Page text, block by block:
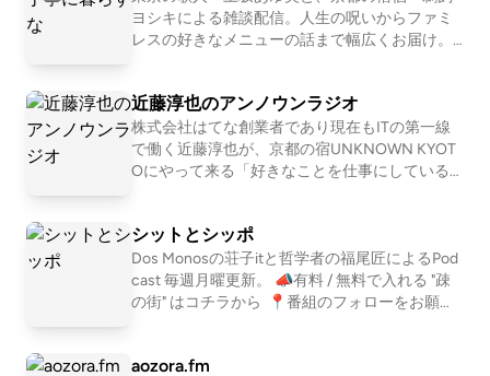
していました。清田隆之(文筆業)、森田(会社
員)、ワッコ(会社員)、さとう(会社員)の４人で
ヨシキによる雑談配信。人生の呪いからファミ
レスの好きなメニューの話まで幅広くお届け。
s://open.spotify.com/episode/751EzuNXjpgP2i5
3P7OtX7?si=XxN2eddURsas_JWE6KFu-A #163
恋愛ってマーージでクソだと思っている人の話
https://open.spotify.com/episode/1WgeglhRT5
組公式SNS https://x.com/yori_suna （インス
タもある） 🚗🚥番組公式コミュニティ http
s://rooom.listen.style/p/ 📨その他、番組へのお
問い合わせはコチラまで yorisuna24@gmail.co
近藤淳也のアンノウンラジオ
株式会社はてな創業者であり現在もITの第一線
で働く近藤淳也が、京都の宿UNKNOWN KYOT
Oにやって来る「好きなことを仕事にしている
例」として紐解いていきます。 . 【ホスト：近藤
淳也】 株式会社OND代表取締役社長、株式会社
はてな取締役、UNKNOWN KYOTO支配人、NP
O法人滋賀一周トレイル代表理事、トレイルラ
創業、2011年にマザーズにて上場。その後2017
シットとシッポ
Dos Monosの荘子itと哲学者の福尾匠によるPod
cast 毎週月曜更新。 📣有料 / 無料で入れる "疎
の街" はコチラから ⁠ 📍番組のフォローをお願い
eetingtakumi 📩シットとシッポへの問い合わせ
aozora.fm